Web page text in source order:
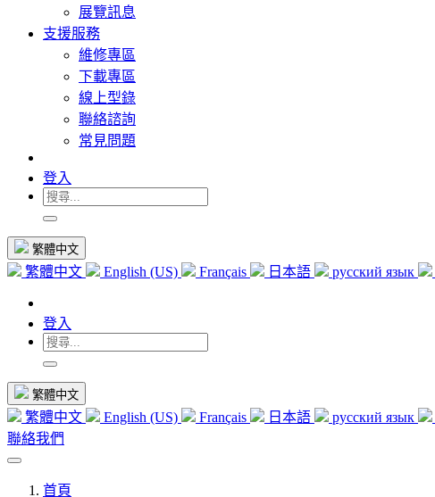
展覽訊息
支援服務
維修專區
下載專區
線上型錄
聯絡諮詢
常見問題
登入
繁體中文
繁體中文 English (US) Français 日本語 русский язык
登入
繁體中文
繁體中文 English (US) Français 日本語 русский язык
聯絡我們
首頁